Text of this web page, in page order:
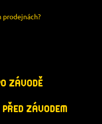
prodejnách?
ZÁVODĚ
ZÁVODEM